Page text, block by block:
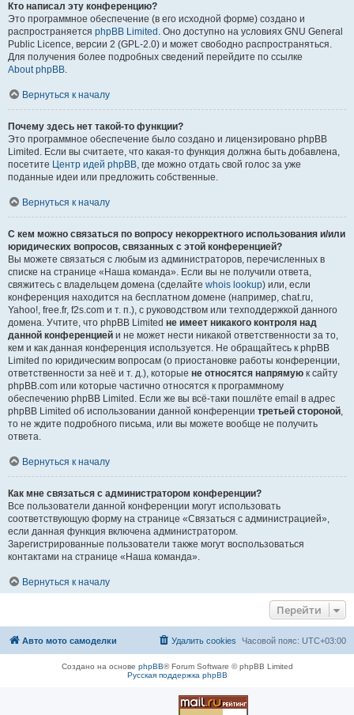
Кто написал эту конференцию?
Это программное обеспечение (в его исходной форме) создано и
распространяется phpBB Limited . Оно доступно на условиях GNU General
Public Licence, версии 2 (GPL-2.0) и может свободно распространяться.
Для получения более подробных сведений перейдите по ссылке
About phpBB.
Вернуться к началу
Почему здесь нет такой-то функции?
Это программное обеспечение было создано и лицензировано phpBB
Limited. Если вы считаете, что какая-то функция должна быть добавлена,
посетите Центр идей phpBB, где можно отдать свой голос за уже
поданные идеи или предложить собственные.
Вернуться к началу
С кем можно связаться по вопросу некорректного использования и/или
юридических вопросов, связанных с этой конференцией?
Вы можете связаться с любым из администраторов, перечисленных в
списке на странице «Наша команда». Если вы не получили ответа,
свяжитесь с владельцем домена (сделайте whois lookup) или, если
конференция находится на бесплатном домене (например, chat.ru,
Yahoo!, free.fr, f2s.com и т. п.), с руководством или техподдержкой данного
домена. Учтите, что phpBB Limited не имеет никакого контроля над
данной конференцией и не может нести никакой ответственности за то,
кем и как данная конференция используется. Не обращайтесь к phpBB
Limited по юридическим вопросам (о приостановке работы конференции,
ответственности за неё и т. д.), которые не относятся напрямую к сайту
phpBB.com или которые частично относятся к программному
обеспечению phpBB Limited. Если же вы всё-таки пошлёте email в адрес
phpBB Limited об использовании данной конференции третьей стороной,
то не ждите подробного письма, или вы можете вообще не получить
ответа.
Вернуться к началу
Как мне связаться с администратором конференции?
Все пользователи данной конференции могут использовать
соответствующую форму на странице «Связаться с администрацией»,
если данная функция включена администратором.
Зарегистрированные пользователи также могут воспользоваться
контактами на странице «Наша команда».
Вернуться к началу
Перейти
Авто мото самоделки Часовой пояс: UTC+03:00
Удалить cookies
Создано на основе phpBB® Forum Software © phpBB Limited
Русская поддержка phpBB